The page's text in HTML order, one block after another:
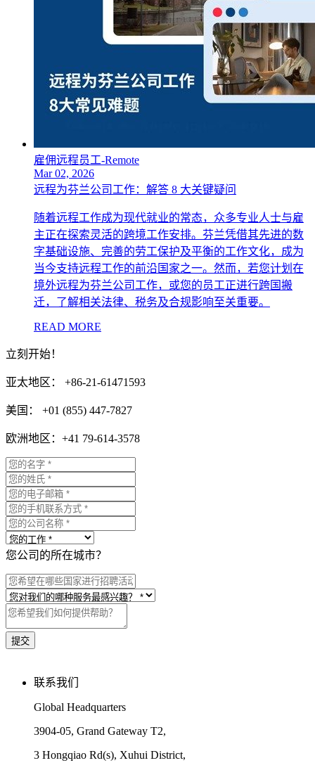
雇佣远程员工-Remote
Mar 02, 2026
远程为芬兰公司工作：解答 8 大关键疑问
随着远程工作成为现代就业的常态，众多专业人士与雇
主正在探索灵活的跨境工作安排。芬兰凭借其先进的数
字基础设施、完善的劳工保护及平衡的工作文化，成为
当今支持远程工作的前沿国家之一。然而，若您计划在
境外远程为芬兰公司工作，或您的员工正进行跨国搬
迁，了解相关法律、税务及合规影响至关重要。
READ MORE
立刻开始！
亚太地区： +86-21-61471593
美国： +01 (855) 447-7827
欧洲地区：+41 79-614-3578
您公司的所在城市？
联系我们
Global Headquarters
3904-05, Grand Gateway T2,
3 Hongqiao Rd(s), Xuhui District,